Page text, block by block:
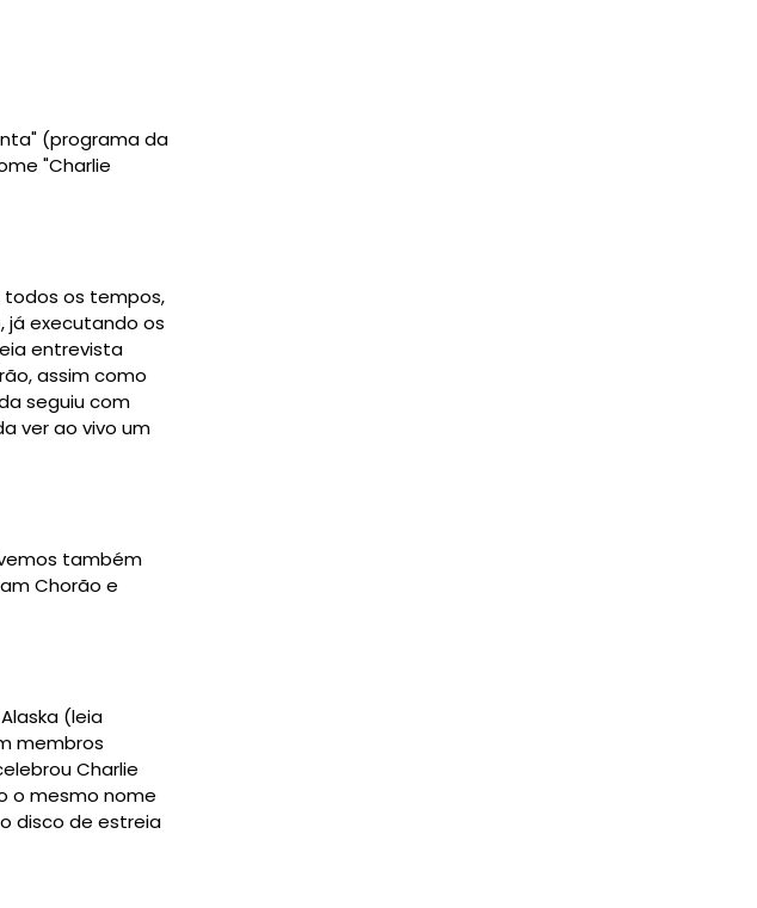
(programa da
"Charlie
os tempos,
já executando os
entrevista
assim como
seguiu com
ver ao vivo um
também
Chorão e
(leia
membros
Charlie
o mesmo nome
disco de estreia